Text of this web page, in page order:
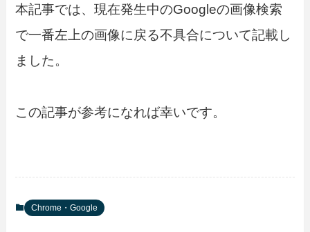
本記事では、現在発生中のGoogleの画像検索
で一番左上の画像に戻る不具合について記載し
ました。
この記事が参考になれば幸いです。
Chrome・Google